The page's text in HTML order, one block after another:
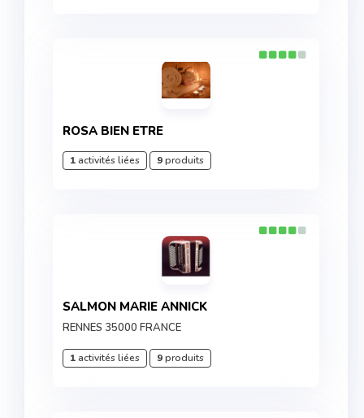
ROSA BIEN ETRE
1activités liées 9produits
SALMON MARIE ANNICK
RENNES 35000 FRANCE
1activités liées 9produits